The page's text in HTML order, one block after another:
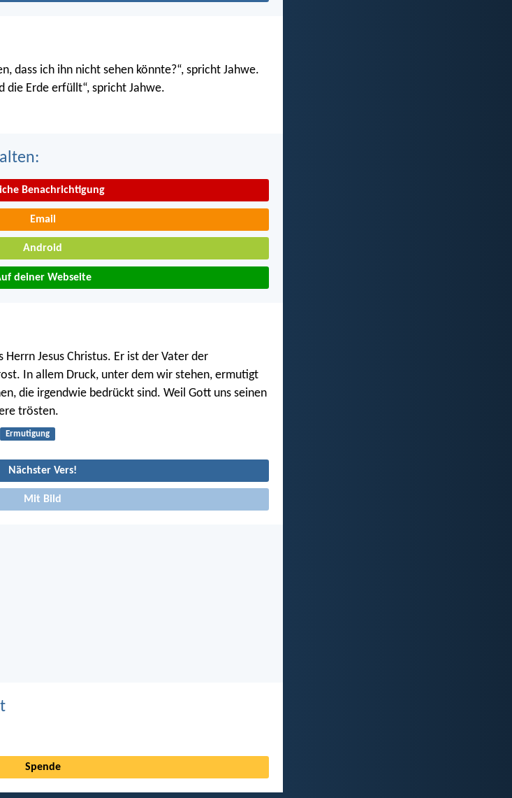
dass ich ihn nicht sehen könnte?“, spricht Jahwe.
die Erde erfüllt“, spricht Jahwe.
Benachrichtigung
Email
Android
deiner Webseite
Jesus Christus. Er ist der Vater der
In allem Druck, unter dem wir stehen, ermutigt
die irgendwie bedrückt sind. Weil Gott uns seinen
trösten.
Ermutigung
Nächster Vers!
Mit Bild
Spende